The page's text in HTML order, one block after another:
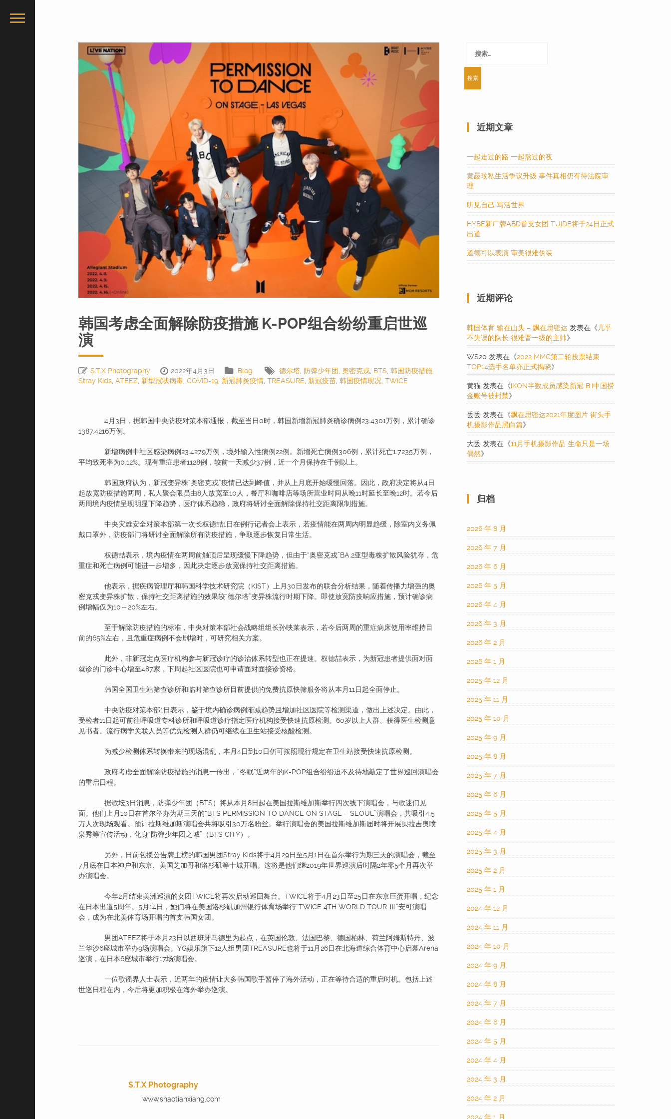
韩国考虑全面解除防疫措施 K-POP组合纷纷重启世巡
演
S.T.X Photography 2022年4月3日 Blog 德尔塔 防弹少年团 奥密克戎 BTS 韩国防疫措施
Stray Kids ATEEZ 新型冠状病毒 COVID-19 新冠肺炎疫情 TREASURE 新冠疫苗 韩国疫情现况 TWICE
4月3日，据韩国中央防疫对策本部通报，截至当日0时，韩国新增新冠肺炎确诊病例23.4301万例，累计确诊
1387.4216万例。
新增病例中社区感染病例23.4279万例，境外输入性病例22例。新增死亡病例306例，累计死亡1.7235万例，
平均致死率为0.12%。现有重症患者1128例，较前一天减少37例，近一个月保持在千例以上。
韩国政府认为，新冠变异株“奥密克戎”疫情已达到峰值，并从上月底开始缓慢回落。因此，政府决定将从4日
起放宽防疫措施两周，私人聚会限员由8人放宽至10人，餐厅和咖啡店等场所营业时间从晚11时延长至晚12时。若今后
两周境内疫情呈现明显下降趋势，医疗体系趋稳，政府将研讨全面解除保持社交距离限制措施。
中央灾难安全对策本部第一次长权德喆1日在例行记者会上表示，若疫情能在两周内明显趋缓，除室内义务佩
戴口罩外，防疫部门将研讨全面解除所有防疫措施，争取逐步恢复日常生活。
权德喆表示，境内疫情在两周前触顶后呈现缓慢下降趋势，但由于“奥密克戎”BA.2亚型毒株扩散风险犹存，危
重症和死亡病例可能进一步增多，因此决定逐步放宽保持社交距离措施。
他表示，据疾病管理厅和韩国科学技术研究院（KIST）上月30日发布的联合分析结果，随着传播力增强的奥
密克戎变异株扩散，保持社交距离措施的效果较“德尔塔”变异株流行时期下降。即使放宽防疫响应措施，预计确诊病
例增幅仅为10～20%左右。
至于解除防疫措施的标准，中央对策本部社会战略组组长孙映莱表示，若今后两周的重症病床使用率维持目
前的65%左右，且危重症病例不会剧增时，可研究相关方案。
此外，非新冠定点医疗机构参与新冠诊疗的诊治体系转型也正在提速。权德喆表示，为新冠患者提供面对面
就诊的门诊中心增至487家，下周起社区医院也可申请面对面接诊资格。
韩国全国卫生站筛查诊所和临时筛查诊所目前提供的免费抗原快筛服务将从本月11日起全面停止。
中央防疫对策本部1日表示，鉴于境内确诊病例渐减趋势且增加社区医院等检测渠道，做出上述决定。由此，
受检者11日起可前往呼吸道专科诊所和呼吸道诊疗指定医疗机构接受快速抗原检测。60岁以上人群、获得医生检测意
见书者、流行病学关联人员等优先检测人群仍可继续在卫生站接受核酸检测。
为减少检测体系转换带来的现场混乱，本月4日到10日仍可按照现行规定在卫生站接受快速抗原检测。
政府考虑全面解除防疫措施的消息一传出，“冬眠”近两年的K-POP组合纷纷迫不及待地敲定了世界巡回演唱会
的重启日程。
据歌坛3日消息，防弹少年团（BTS）将从本月8日起在美国拉斯维加斯举行四次线下演唱会，与歌迷们见
面。他们上月10日在首尔举办为期三天的“BTS PERMISSION TO DANCE ON STAGE – SEOUL”演唱会，共吸引4.5
万人次现场观看。预计拉斯维加斯演唱会共将吸引30万名粉丝。举行演唱会的美国拉斯维加斯届时将开展贝拉吉奥喷
泉秀等宣传活动，化身“防弹少年团之城”（BTS CITY）。
另外，日前包揽公告牌主榜的韩国男团Stray Kids将于4月29日至5月1日在首尔举行为期三天的演唱会，截至
7月底在日本神户和东京、美国芝加哥和洛杉矶等十城开唱。这将是他们继2019年世界巡演后时隔2年零5个月再次举
办演唱会。
今年2月结束美洲巡演的女团TWICE将再次启动巡回舞台。TWICE将于4月23日至25日在东京巨蛋开唱，纪念
在日本出道5周年。5月14日，她们将在美国洛杉矶加州银行体育场举行“TWICE 4TH WORLD TOUR Ⅲ”安可演唱
会，成为在北美体育场开唱的首支韩国女团。
男团ATEEZ将于本月23日以西班牙马德里为起点，在英国伦敦、法国巴黎、德国柏林、荷兰阿姆斯特丹、波
兰华沙6座城市举办9场演唱会。YG娱乐旗下12人组男团TREASURE也将于11月26日在北海道综合体育中心启幕Arena
巡演，在日本6座城市举行17场演唱会。
一位歌谣界人士表示，近两年的疫情让大多韩国歌手暂停了海外活动，正在等待合适的重启时机。包括上述
世巡日程在内，今后将更加积极在海外举办巡演。
S.T.X Photography
www.shaotianxiang.com
索：
近期文章
一起走过的路 一起熬过的夜
黄晸玟私生活争议升级 事件真相仍有待法院审
理
听见自己 写活世界
HYBE新厂牌ABD首支女团 TUIDE将于24日正式
出道
道德可以表演 审美很难伪装
近期评论
韩国体育 输在山头 – 飘在思密达 发表在《 几乎
不失误的队长 很难晋一级的主帅》
WS20 发表在《2022 MMC第二轮投票结束
TOP14选手名单亦正式揭晓》
黄猫 发表在《iKON半数成员感染新冠 B.I中国捞
金账号被封禁》
丢丢 发表在《飘在思密达2021年度图片 街头手
机摄影作品黑白篇》
大丢 发表在《11月手机摄影作品 生命只是一场
偶然》
归档
2026 年 8 月
2026 年 7 月
2026 年 6 月
2026 年 5 月
2026 年 4 月
2026 年 3 月
2026 年 2 月
2026 年 1 月
2025 年 12 月
2025 年 11 月
2025 年 10 月
2025 年 9 月
2025 年 8 月
2025 年 7 月
2025 年 6 月
2025 年 5 月
2025 年 4 月
2025 年 3 月
2025 年 2 月
2025 年 1 月
2024 年 12 月
2024 年 11 月
2024 年 10 月
2024 年 9 月
2024 年 8 月
2024 年 7 月
2024 年 6 月
2024 年 5 月
2024 年 4 月
2024 年 3 月
2024 年 2 月
2024 年 1 月